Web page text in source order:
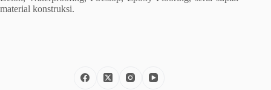
material konstruksi.